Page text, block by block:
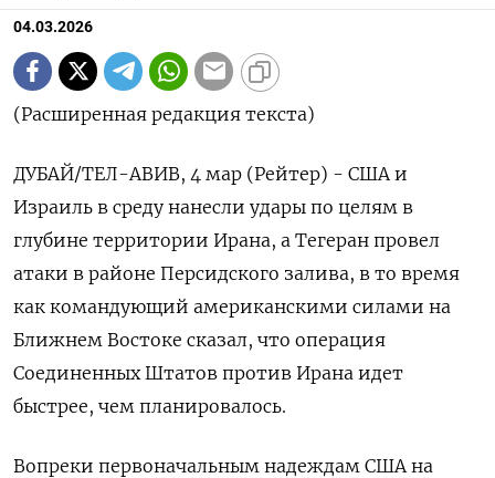
04.03.2026
(Расширенная редакция текста)
ДУБАЙ/ТЕЛ-АВИВ, 4 мар (Рейтер) - США и
Израиль в среду нанесли удары по целям в
глубине территории Ирана, а Тегеран провел
атаки в районе Персидского залива, в то время
как командующий американскими силами ‌на
Ближнем Востоке сказал, что операция
Соединенных Штатов против Ирана идет
быстрее, чем планировалось.
Вопреки первоначальным надеждам США на